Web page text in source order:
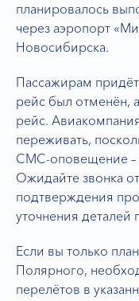
планировалось
через аэропорт
Новосибирска.
Пассажирам
рейс был отменён,
рейс.
переживать,
СМС-оповещение –
Ожидайте звонка
подтверждения
уточнения деталей
Если вы только
Полярного,
перелётов в